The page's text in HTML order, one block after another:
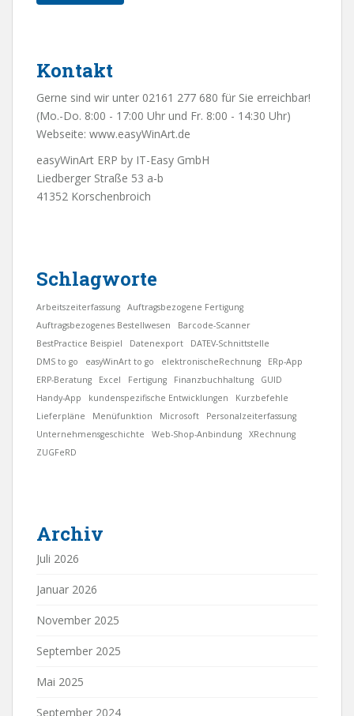
Kontakt
Gerne sind wir unter 02161 277 680 für Sie erreichbar!
(Mo.-Do. 8:00 - 17:00 Uhr und Fr. 8:00 - 14:30 Uhr)
Webseite: www.easyWinArt.de
easyWinArt ERP by IT-Easy GmbH
Liedberger Straße 53 a-b
41352 Korschenbroich
Schlagworte
Arbeitszeiterfassung
Auftragsbezogene Fertigung
Auftragsbezogenes Bestellwesen
Barcode-Scanner
BestPractice Beispiel
Datenexport
DATEV-Schnittstelle
DMS to go
easyWinArt to go elektronischeRechnung
ERp-App
ERP-Beratung
Excel Fertigung Finanzbuchhaltung
GUID
Handy-App
kundenspezifische Entwicklungen
Kurzbefehle
Lieferpläne
Menüfunktion Microsoft
Personalzeiterfassung
Unternehmensgeschichte
Web-Shop-Anbindung
XRechnung
ZUGFeRD
Archiv
Juli 2026
Januar 2026
November 2025
September 2025
Mai 2025
September 2024